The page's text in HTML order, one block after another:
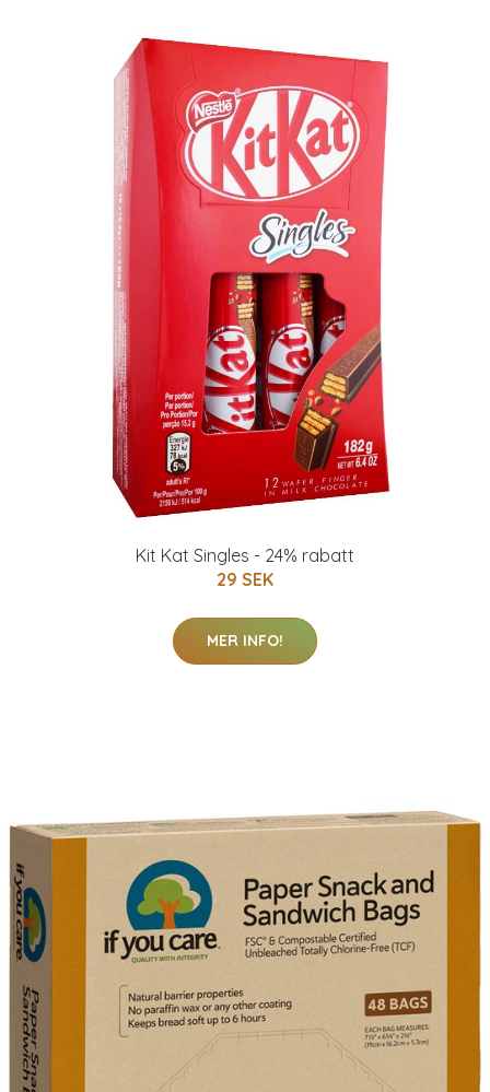
Kit Kat Singles - 24% rabatt
29 SEK
MER INFO!